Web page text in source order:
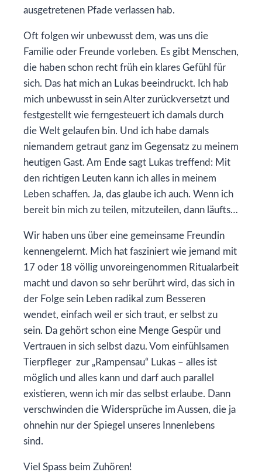
ausgetretenen Pfade verlassen hab.
Oft folgen wir unbewusst dem, was uns die
Familie oder Freunde vorleben. Es gibt Menschen,
die haben schon recht früh ein klares Gefühl für
sich. Das hat mich an Lukas beeindruckt. Ich hab
mich unbewusst in sein Alter zurückversetzt und
festgestellt wie ferngesteuert ich damals durch
die Welt gelaufen bin. Und ich habe damals
niemandem getraut ganz im Gegensatz zu meinem
heutigen Gast. Am Ende sagt Lukas treffend: Mit
den richtigen Leuten kann ich alles in meinem
Leben schaffen. Ja, das glaube ich auch. Wenn ich
bereit bin mich zu teilen, mitzuteilen, dann läufts…
Wir haben uns über eine gemeinsame Freundin
kennengelernt. Mich hat fasziniert wie jemand mit
17 oder 18 völlig unvoreingenommen Ritualarbeit
macht und davon so sehr berührt wird, das sich in
der Folge sein Leben radikal zum Besseren
wendet, einfach weil er sich traut, er selbst zu
sein. Da gehört schon eine Menge Gespür und
Vertrauen in sich selbst dazu. Vom einfühlsamen
Tierpfleger zur „Rampensau“ Lukas – alles ist
möglich und alles kann und darf auch parallel
existieren, wenn ich mir das selbst erlaube. Dann
verschwinden die Widersprüche im Aussen, die ja
ohnehin nur der Spiegel unseres Innenlebens
sind.
Viel Spass beim Zuhören!